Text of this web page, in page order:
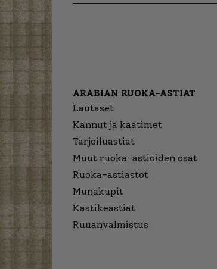
ARABIAN RUOKA-ASTIAT
Lautaset
Kannut ja kaatimet
Tarjoiluastiat
Muut ruoka-astioiden osat
Ruoka-astiastot
Munakupit
Kastikeastiat
Ruuanvalmistus